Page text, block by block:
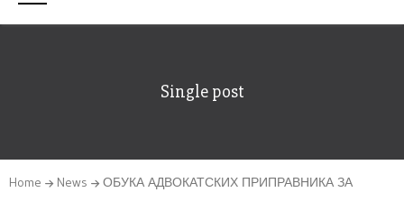
Single post
Home News ОБУКА АДВОКАТСКИХ ПРИПРАВНИКА ЗА